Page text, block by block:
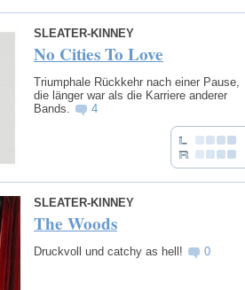
SLEATER-KINNEY
No Cities To Love
Triumphale Rückkehr nach einer Pause,
die länger war als die Karriere anderer
Bands.
4
SLEATER-KINNEY
The Woods
Druckvoll und catchy as hell! 0